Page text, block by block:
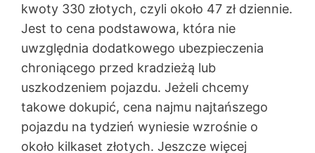
kwoty 330 złotych, czyli około 47 zł dziennie.
Jest to cena podstawowa, która nie
uwzględnia dodatkowego ubezpieczenia
chroniącego przed kradzieżą lub
uszkodzeniem pojazdu. Jeżeli chcemy
takowe dokupić, cena najmu najtańszego
pojazdu na tydzień wyniesie wzrośnie o
około kilkaset złotych. Jeszcze więcej